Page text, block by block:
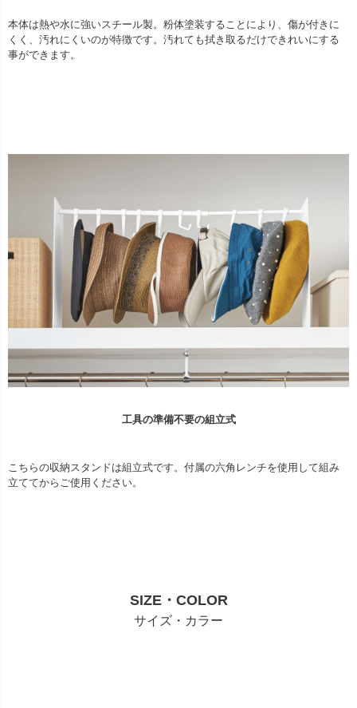
本体は熱や水に強いスチール製。粉体塗装することにより、傷が付きに
くく、汚れにくいのが特徴です。汚れても拭き取るだけできれいにする
事ができます。
工具の準備不要の組立式
こちらの収納スタンドは組立式です。付属の六角レンチを使用して組み
立ててからご使用ください。
SIZE・COLOR
サイズ・カラー